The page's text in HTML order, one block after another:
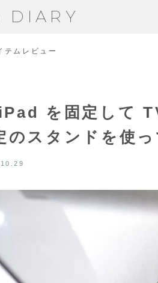
DIARY
テムレビュー
を固定して
のスタンドを使っ